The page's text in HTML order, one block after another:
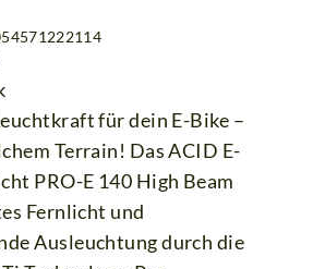
für dein E-Bike –
Terrain! Das ACID E-
PRO-E 140 High Beam
Fernlicht und
Ausleuchtung durch die